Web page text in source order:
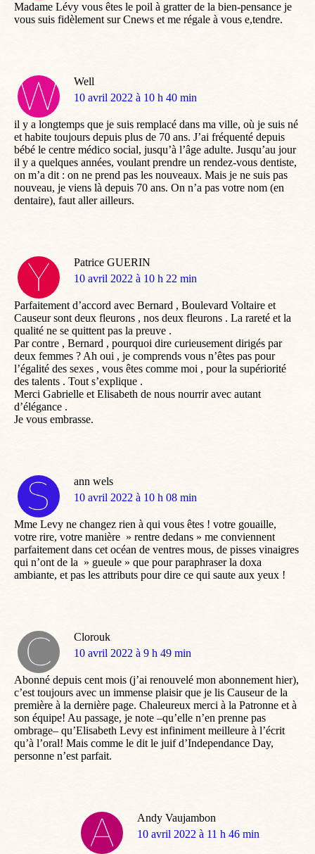
Madame Lévy vous êtes le poil à gratter de la bien-pensance je
vous suis fidèlement sur Cnews et me régale à vous e,tendre.
Well
dit
10 avril 2022 à 10 h 40 min
il y a longtemps que je suis remplacé dans ma ville, où je suis né
et habite toujours depuis plus de 70 ans. J’ai fréquenté depuis
bébé le centre médico social, jusqu’à l’âge adulte. Jusqu’au jour
il y a quelques années, voulant prendre un rendez-vous dentiste,
on m’a dit : on ne prend pas les nouveaux. Mais je ne suis pas
nouveau, je viens là depuis 70 ans. On n’a pas votre nom (en
dentaire), faut aller ailleurs.
Patrice GUERIN
dit
10 avril 2022 à 10 h 22 min
Parfaitement d’accord avec Bernard , Boulevard Voltaire et
Causeur sont deux fleurons , nos deux fleurons . La rareté et la
qualité ne se quittent pas la preuve .
Par contre , Bernard , pourquoi dire curieusement dirigés par
deux femmes ? Ah oui , je comprends vous n’êtes pas pour
l’égalité des sexes , vous êtes comme moi , pour la supériorité
des talents . Tout s’explique .
Merci Gabrielle et Elisabeth de nous nourrir avec autant
d’élégance .
Je vous embrasse.
ann wels
dit
10 avril 2022 à 10 h 08 min
Mme Levy ne changez rien à qui vous êtes ! votre gouaille,
votre rire, votre manière » rentre dedans » me conviennent
parfaitement dans cet océan de ventres mous, de pisses vinaigres
qui n’ont de la » gueule » que pour paraphraser la doxa
ambiante, et pas les attributs pour dire ce qui saute aux yeux !
Clorouk
dit
10 avril 2022 à 9 h 49 min
Abonné depuis cent mois (j’ai renouvelé mon abonnement hier),
c’est toujours avec un immense plaisir que je lis Causeur de la
première à la dernière page. Chaleureux merci à la Patronne et à
son équipe! Au passage, je note –qu’elle n’en prenne pas
ombrage– qu’Elisabeth Levy est infiniment meilleure à l’écrit
qu’à l’oral! Mais comme le dit le juif d’Independance Day,
personne n’est parfait.
Andy Vaujambon
dit
10 avril 2022 à 11 h 46 min